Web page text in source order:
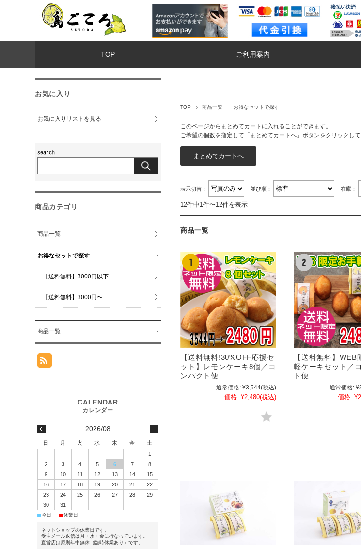
TOP ご利用案内
TOP 商品一覧 お得なセットで探す
このページからまとめてカートに入れることができます。
ご希望の個数を指定して「まとめてカートへ」ボタンをクリックし
表示切替： 並び順： 在庫：
12件中1件〜12件を表示
商品一覧
【送料無料!30%OFF応援セ
ット】レモンケーキ8個／コ
ンパクト便
通常価格: ¥3,544(税込)
価格: ¥2,480(税込)
【送料無料】WEB
軽ケーキセット／
ト便
通常価格:
価格:
お気に入り
お気に入りリストを見る
商品カテゴリ
商品一覧
お得なセットで探す
【送料無料】3000円以下
【送料無料】3000円〜
商品一覧
2026/08
日 月 火 水 木 金
土
1
2
3 4 5 6 7
8
9
10 11 12 13 14
15
16
17 18 19 20 21
22
23
24 25 26 27 28
29
30
31
■今日 ■休業日
ネットショップの休業日です。
受注メール返信は月・水・金に行なっています。
直営店は原則年中無休（臨時休業あり）です。